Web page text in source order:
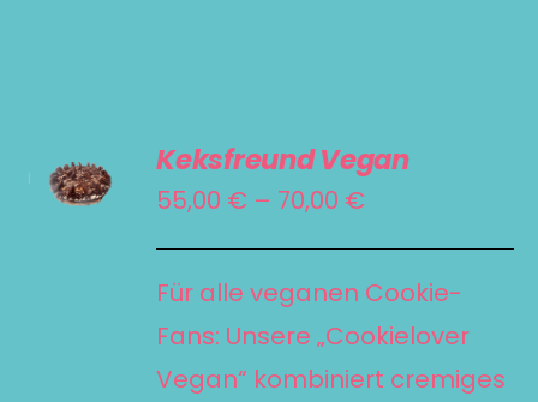
WÄHLEN
DIESES
VARIANTEN
/
Keksfreund Vegan
55,00 € – 70,00 €
55,00 €
bis
70,00 €
Für alle veganen Cookie-
Fans: Unsere „Cookielover
Vegan“ kombiniert cremiges